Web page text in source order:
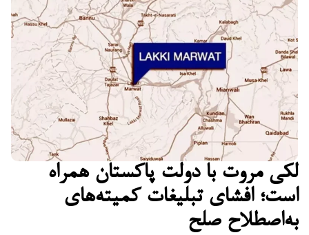
لکی مروت با دولت پاکستان همراه
است؛ افشای تبلیغات کمیته‌های
به‌اصطلاح صلح